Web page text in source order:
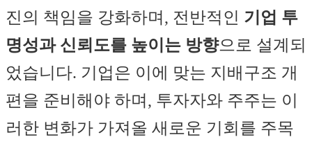
진의 책임을 강화하며, 전반적인 기업 투
명성과 신뢰도를 높이는 방향으로 설계되
었습니다. 기업은 이에 맞는 지배구조 개
편을 준비해야 하며, 투자자와 주주는 이
러한 변화가 가져올 새로운 기회를 주목